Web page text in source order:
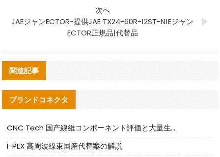
次へ
JAEジャンECTOR-提供JAE TX24-60R-12ST-N1Eジャン
ECTOR正規品|代替品
関連記事
ブランドコネクタ
CNC Tech 国产線維コンポーネント評価と大量生産適合ガイド
I-PEX 高周波線束国産代替案の解説